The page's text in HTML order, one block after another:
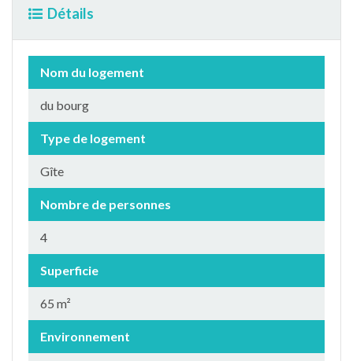
Détails
Nom du logement
du bourg
Type de logement
Gîte
Nombre de personnes
4
Superficie
65 m²
Environnement